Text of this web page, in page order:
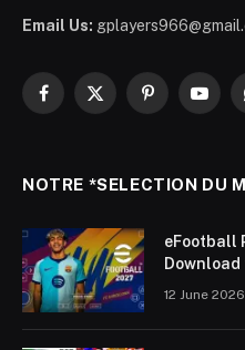
Email Us:
Facebook
X
Pinterest
NOTRE *SELECTION DU
eFootball
12 June 2026